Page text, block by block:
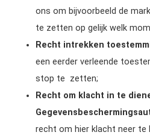
ons om bijvoorbeeld de
te zetten op gelijk welk
Recht intrekken
een eerder verleende
stop te zetten;
Recht om klacht in te
rechtom hier klacht neer te